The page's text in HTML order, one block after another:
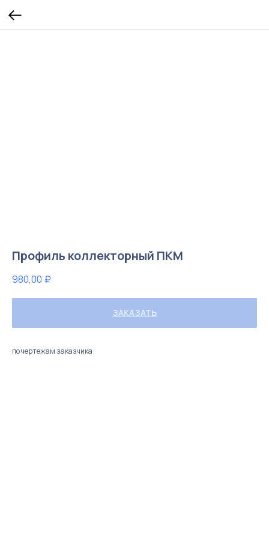
Профиль коллекторный ПКМ
980,00 ₽
ЗАКАЗАТЬ
по чертежам заказчика